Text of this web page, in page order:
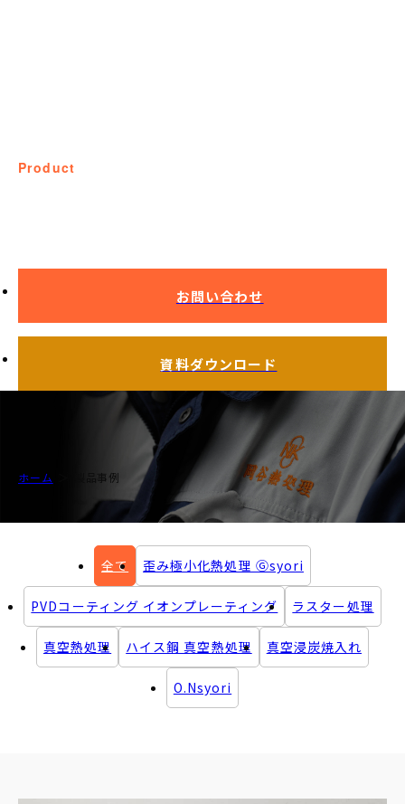
product
お問い合わせ
資料ダウンロード
ホーム 製品事例
全て 歪み極小化熱処理 Ⓖsyori
PVDコーティング イオンプレーティング ラスター処理
真空熱処理 ハイス鋼 真空熱処理 真空浸炭焼入れ
O.Nsyori